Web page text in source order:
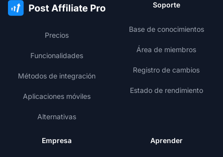
Precios
Funcionalidades
Métodos de integración
Aplicaciones móviles
Alternativas
Soporte
Base de conocimientos
Área de miembros
Registro de cambios
Estado de rendimiento
Empresa Aprender